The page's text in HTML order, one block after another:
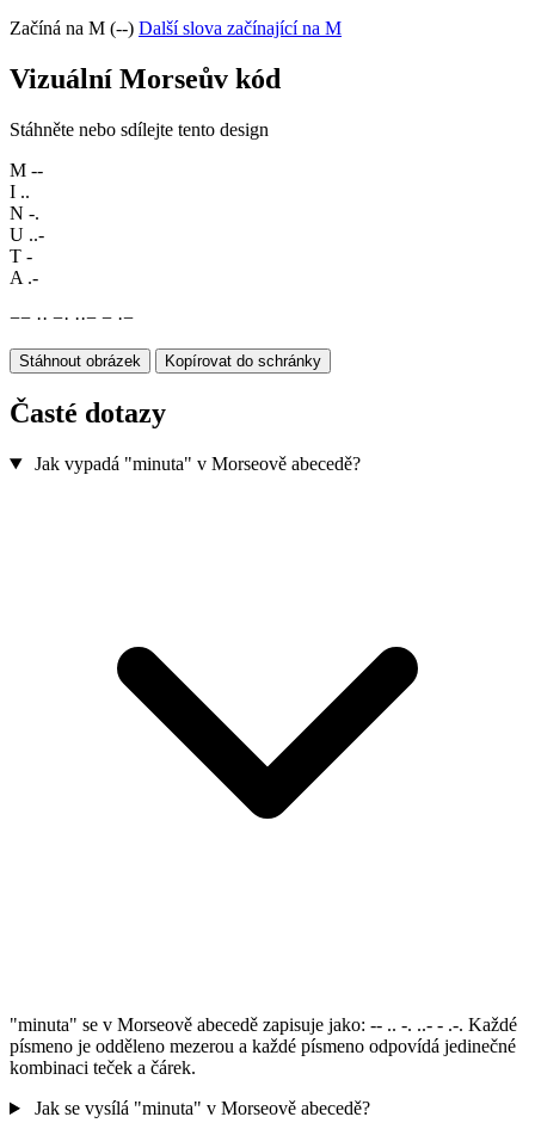
Začíná na M (--) Další slova začínající na M
Vizuální Morseův kód
Stáhněte nebo sdílejte tento design
M --
I ..
N -.
U ..-
T -
A .-
−− ·· −· ··− − ·−
Stáhnout obrázek Kopírovat do schránky
Časté dotazy
Jak vypadá "minuta" v Morseově abecedě?
"minuta" se v Morseově abecedě zapisuje jako: -- .. -. ..- - .-. Každé
písmeno je odděleno mezerou a každé písmeno odpovídá jedinečné
kombinaci teček a čárek.
Jak se vysílá "minuta" v Morseově abecedě?